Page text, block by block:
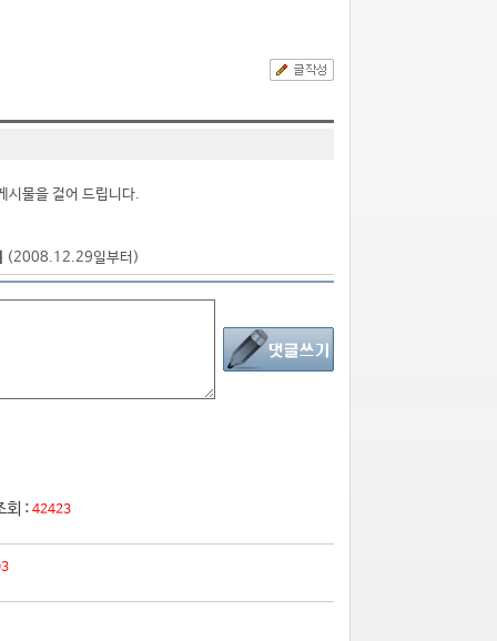
시물을 걸어 드립니다.
(2008.12.29일부터)
: 42423